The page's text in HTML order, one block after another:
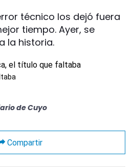
técnico los dejó fuera
tiempo. Ayer, se
la historia.
de Cuyo
Compartir